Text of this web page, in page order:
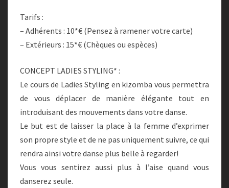
Tarifs :
– Adhérents : 10*€ (Pensez à ramener votre carte)
– Extérieurs : 15*€ (Chèques ou espèces)
CONCEPT LADIES STYLING* :
Le cours de Ladies Styling en kizomba vous permettra
de vous déplacer de manière élégante tout en
introduisant des mouvements dans votre danse.
Le but est de laisser la place à la femme d’exprimer
son propre style et de ne pas uniquement suivre, ce qui
rendra ainsi votre danse plus belle à regarder!
Vous vous sentirez aussi plus à l’aise quand vous
danserez seule.